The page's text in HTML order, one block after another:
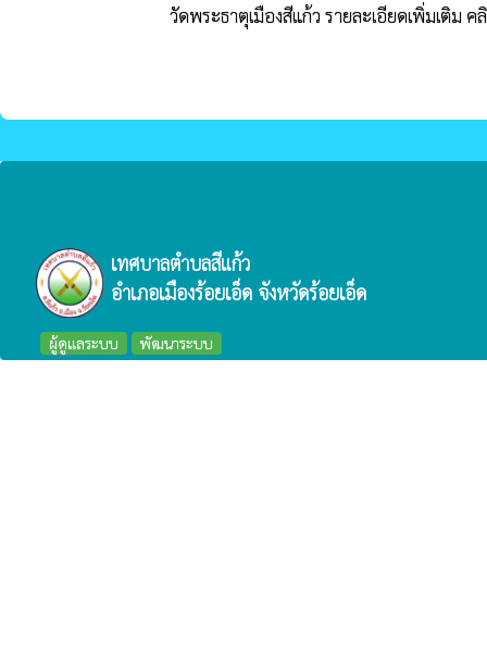
วัดพระธาตุเมืองสีแก้ว รายละเอียดเพิ่มเติม
เทศบาลตำบลสีแก้ว
อำเภอเมืองร้อยเอ็ด จังหวัดร้อยเอ็ด
ผู้ดูแลระบบ พัฒนาระบบ